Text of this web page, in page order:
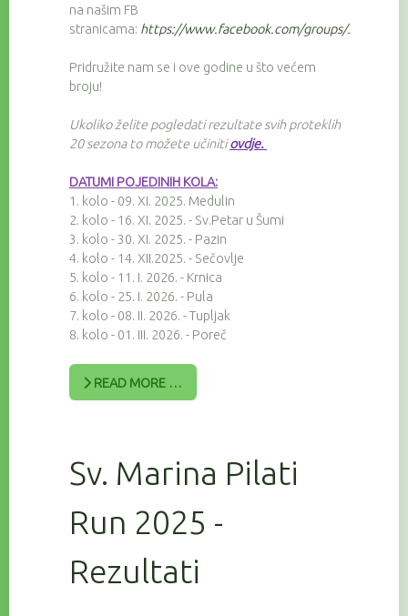
na našim FB
stranicama: https://www.facebook.com/groups/
Pridružite nam se i ove godine u što većem
broju!
Ukoliko želite pogledati rezultate svih proteklih
20 sezona to možete učinitiovdje.
DATUMI POJEDINIH KOLA:
1. kolo - 09. XI. 2025. Medulin
2. kolo - 16. XI. 2025. - Sv.Petar u Šumi
3. kolo - 30. XI. 2025. - Pazin
4. kolo - 14. XII.2025. - Sečovlje
5. kolo - 11. I. 2026. - Krnica
6. kolo - 25. I. 2026. - Pula
7. kolo - 08. II. 2026. - Tupljak
8. kolo - 01. III. 2026. - Poreč
READ MORE …
Sv. Marina Pilati
Run 2025 -
Rezultati